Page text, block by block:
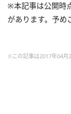
※本記事は公開時
があります。予め
※この記事は2017年04月